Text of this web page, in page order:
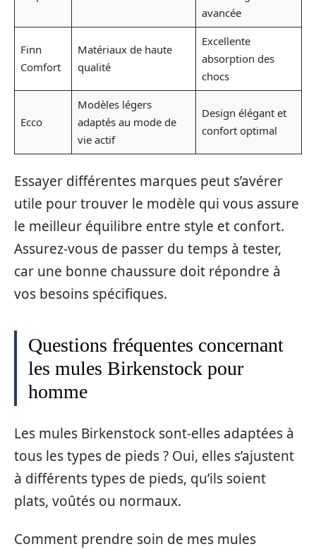
avancée
Finn
Comfort
Matériaux de haute
qualité
Excellente
absorption des
chocs
Ecco
Modèles légers
adaptés au mode de
vie actif
Design élégant et
confort optimal
Essayer différentes marques peut s’avérer
utile pour trouver le modèle qui vous assure
le meilleur équilibre entre style et confort.
Assurez-vous de passer du temps à tester,
car une bonne chaussure doit répondre à
vos besoins spécifiques.
Questions fréquentes concernant
les mules Birkenstock pour
homme
Les mules Birkenstock sont-elles adaptées à
tous les types de pieds ? Oui, elles s’ajustent
à différents types de pieds, qu’ils soient
plats, voûtés ou normaux.
Comment prendre soin de mes mules